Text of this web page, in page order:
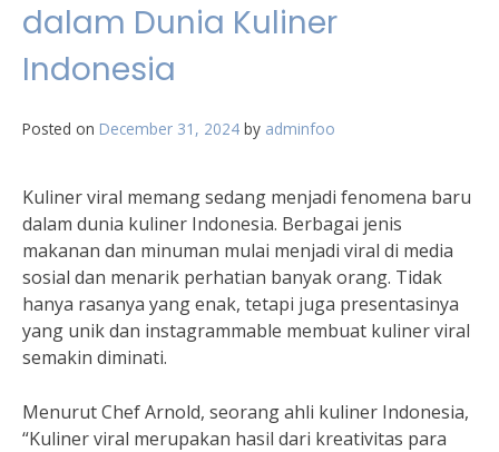
dalam Dunia Kuliner
Indonesia
Posted on December 31, 2024 by adminfoo
Kuliner viral memang sedang menjadi fenomena baru
dalam dunia kuliner Indonesia. Berbagai jenis
makanan dan minuman mulai menjadi viral di media
sosial dan menarik perhatian banyak orang. Tidak
hanya rasanya yang enak, tetapi juga presentasinya
yang unik dan instagrammable membuat kuliner viral
semakin diminati.
Menurut Chef Arnold, seorang ahli kuliner Indonesia,
“Kuliner viral merupakan hasil dari kreativitas para